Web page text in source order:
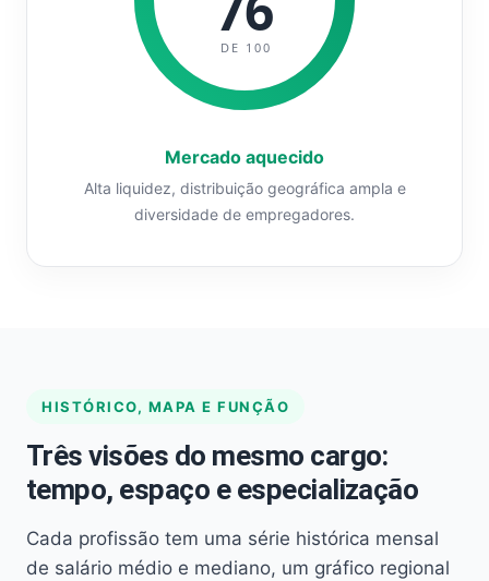
DE 100
Mercado aquecido
Alta liquidez, distribuição geográfica ampla e
diversidade de empregadores.
HISTÓRICO, MAPA E FUNÇÃO
Três visões do mesmo cargo:
tempo, espaço e especialização
Cada profissão tem uma série histórica mensal
de salário médio e mediano, um gráfico regional